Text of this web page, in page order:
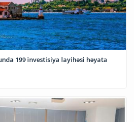
199 investisiya layihəsi həyata